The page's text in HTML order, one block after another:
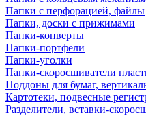
Папки с перфорацией, файлы
Папки, доски с прижимами
Папки-конверты
Папки-портфели
Папки-уголки
Папки-скоросшиватели
Поддоны для бумаг,
Картотеки, подвесные
Разделители, вставки-